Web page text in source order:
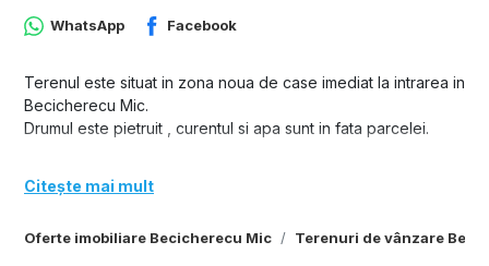
Oferte imobiliare Becicherecu Mic Terenuri de vânzare
WhatsApp Facebook
Terenul este situat in zona noua de case imediat la intrarea in
Becicherecu Mic.
Drumul este pietruit , curentul si apa sunt in fata parcelei.
Citește mai mult